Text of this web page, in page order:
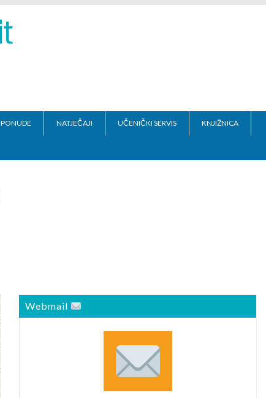
PONUDE NATJEČAJI UČENIČKI SERVIS KNJIŽNICA
Webmail